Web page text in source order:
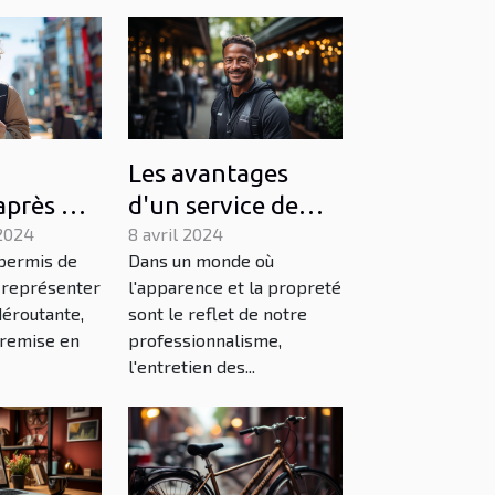
un
:
et
de
en
Les avantages
d'un service de
nettoyage de
vitres
professionnel
8 avril 2024
Dans un monde où
l'apparence et la propreté
sont le reflet de notre
professionnalisme,
l'entretien des...